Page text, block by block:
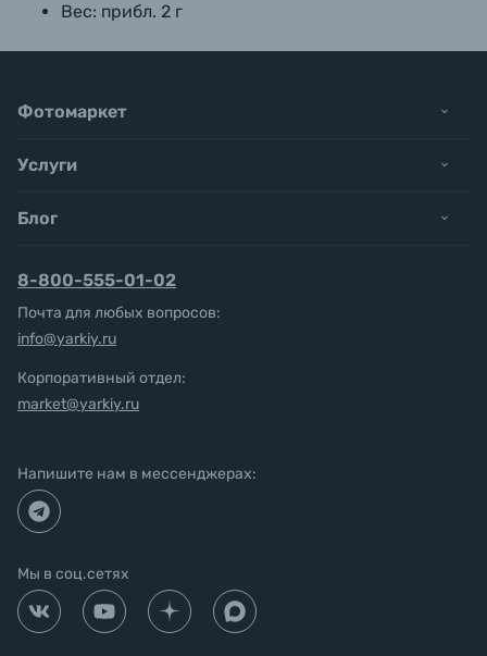
Вес: прибл. 2 г
Фотомаркет
Услуги
Блог
8-800-555-01-02
Почта для любых вопросов:
info@yarkiy.ru
Корпоративный отдел:
market@yarkiy.ru
Напишите нам в мессенджерах:
Мы в соц.сетях